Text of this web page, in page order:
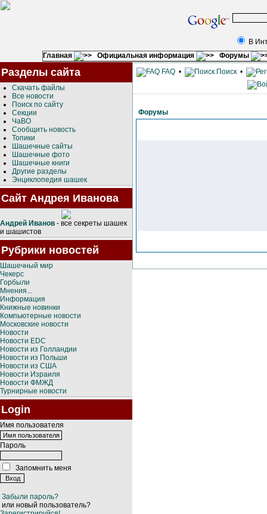
В
Главная
Официальная информация Форумы
Разделы сайта
Скачать файлы
Все новости
Поиск по сайту
Секции
ЧаВО
Сообщить новость
Топики
Шашечные сайты
Шашечные фото
Шашечные книги
Другие разделы
Энциклопедия шашек
Сайт Андрея Иванова
Андрей Иванов - все секреты шашек
и шашистов
Рубрики новостей
Шашечный мир
Чекерс
Горбыли
Мнения...
Информация
Книжные новинки
Компьютерные новости
Московские новости
Новости
Новости EDC
Новости из Голландии
Новости из Польши
Новости из США
Новости Израиля
Новости ФМЖД
Турнирные новости
Login
Имя пользователя
Пароль
Запомнить меня
Забыли пароль?
или новый пользователь?
FAQ • Поиск •
Форумы